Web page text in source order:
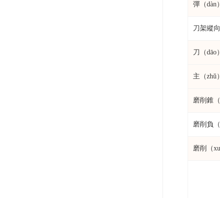
彈（dàn
刀架縱
刀（dāo
主（zhǔ
磨削錐
磨削負
磨削（